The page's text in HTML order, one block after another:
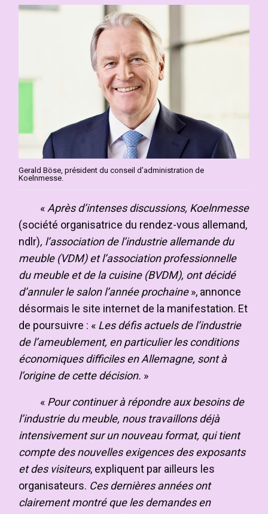
Gerald Böse, président du conseil d’administration de
Koelnmesse.
«Après d’intenses discussions, Koelnmesse
(société organisatrice du rendez-vous allemand,
ndlr), l’association de l’industrie allemande du
meuble (VDM) et l’association professionnelle
du meuble et de la cuisine (BVDM), ont décidé
d’annuler le salon l’année prochaine», annonce
désormais le site internet de la manifestation. Et
de poursuivre : « Les défis actuels de l’industrie
de l’ameublement, en particulier les conditions
économiques difficiles en Allemagne, sont à
l’origine de cette décision. »
« Pour continuer à répondre aux besoins de
l’industrie du meuble, nous travaillons déjà
intensivement sur un nouveau format, qui tient
compte des nouvelles exigences des exposants
et des visiteurs, expliquent par ailleurs les
organisateurs. Ces dernières années ont
clairement montré que les demandes en